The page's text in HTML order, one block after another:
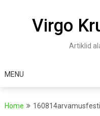
Virgo
Artiklid
MENU
Home